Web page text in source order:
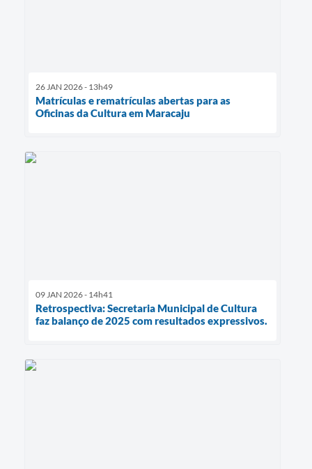
26 JAN 2026 - 13h49
Matrículas e rematrículas abertas para as
Oficinas da Cultura em Maracaju
09 JAN 2026 - 14h41
Retrospectiva: Secretaria Municipal de Cultura
faz balanço de 2025 com resultados expressivos.